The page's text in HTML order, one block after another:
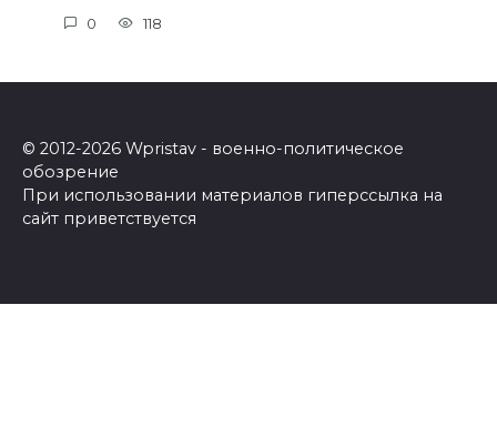
0 118
© 2012-2026 Wpristav - военно-политическое
обозрение
При использовании материалов гиперссылка на
сайт приветствуется